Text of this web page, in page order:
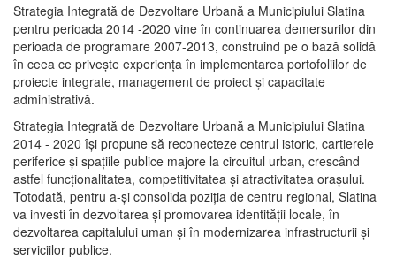
Strategia Integrată de Dezvoltare Urbană a Municipiului Slatina
pentru perioada 2014 -2020 vine în continuarea demersurilor din
perioada de programare 2007-2013, construind pe o bază solidă
în ceea ce priveşte experienţa în implementarea portofoliilor de
proiecte integrate, management de proiect și capacitate
administrativă.
Strategia Integrată de Dezvoltare Urbană a Municipiului Slatina
2014 - 2020 își propune să reconecteze centrul istoric, cartierele
periferice şi spaţiile publice majore la circuitul urban, crescând
astfel funcţionalitatea, competitivitatea şi atractivitatea oraşului.
Totodată, pentru a-şi consolida poziţia de centru regional, Slatina
va investi în dezvoltarea şi promovarea identităţii locale, în
dezvoltarea capitalului uman şi în modernizarea infrastructurii şi
serviciilor publice.